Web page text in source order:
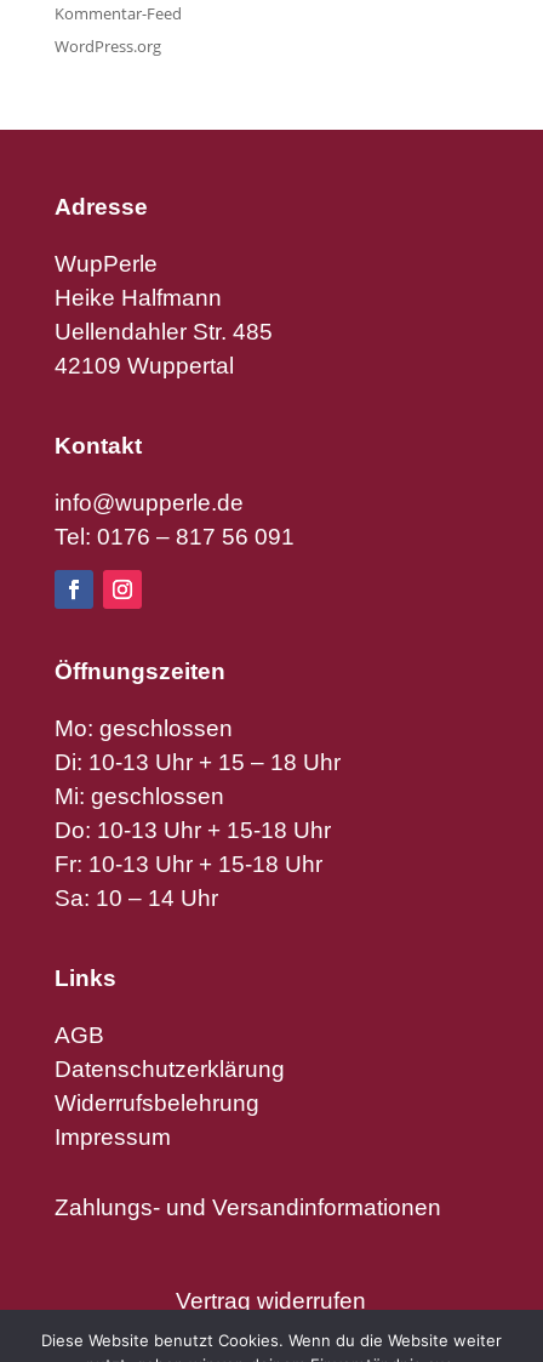
Kommentar-Feed
WordPress.org
Adresse
WupPerle
Heike Halfmann
Uellendahler Str. 485
42109 Wuppertal
Kontakt
info@wupperle.de
Tel: 0176 – 817 56 091
Öffnungszeiten
Mo: geschlossen
Di: 10-13 Uhr + 15 – 18 Uhr
Mi: geschlossen
Do: 10-13 Uhr + 15-18 Uhr
Fr: 10-13 Uhr + 15-18 Uhr
Sa: 10 – 14 Uhr
Links
AGB
Datenschutzerklärung
Widerrufsbelehrung
Impressum
Zahlungs- und Versandinformationen
Vertrag widerrufen
Diese Website benutzt Cookies. Wenn du die Website weiter